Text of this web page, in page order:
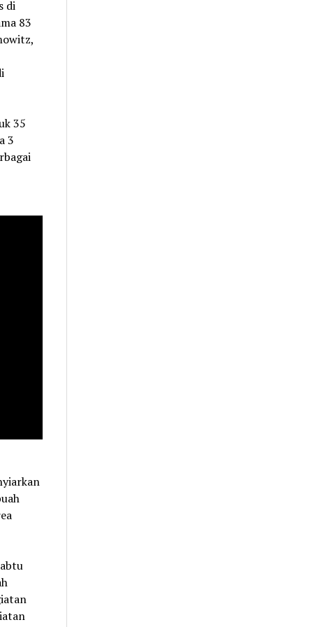
di
83
35
3